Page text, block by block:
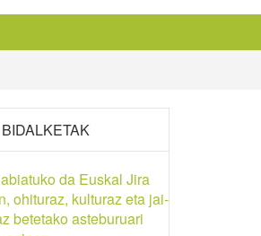
da Euskal Jira
ohituraz, kulturaz eta jai-
betetako asteburuari